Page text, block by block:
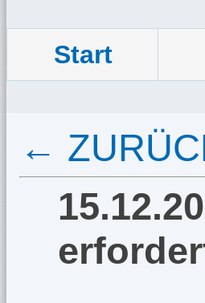
Start
←